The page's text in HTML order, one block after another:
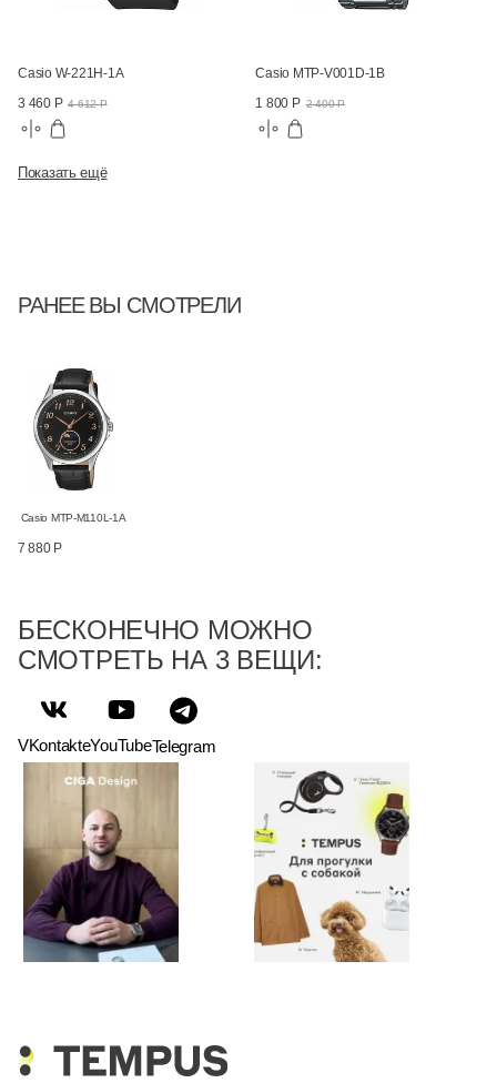
Casio W-221H-1A
3 460 Р 4 612 Р
Casio MTP-V001D-1B
1 800 Р 2 400 Р
Показать ещё
РАНЕЕ ВЫ СМОТРЕЛИ
Casio MTP-M110L-1A
7 880 Р
БЕСКОНЕЧНО МОЖНО
СМОТРЕТЬ НА 3 ВЕЩИ:
VKontakteYouTubeTelegram